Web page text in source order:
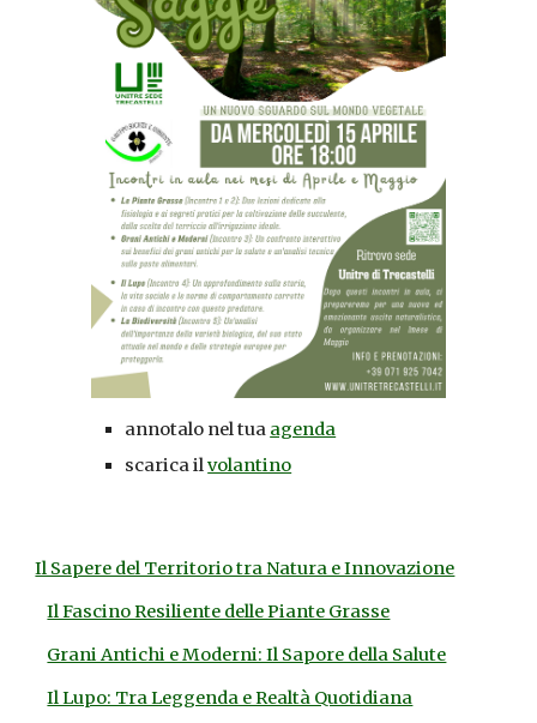
annotalo nel tua agenda
scarica ilvolantino
Il Sapere del Territorio tra Natura e Innovazione
Il Fascino Resiliente delle Piante Grasse
Grani Antichi e Moderni: Il Sapore della Salute
Il Lupo: Tra Leggenda e Realtà Quotidiana